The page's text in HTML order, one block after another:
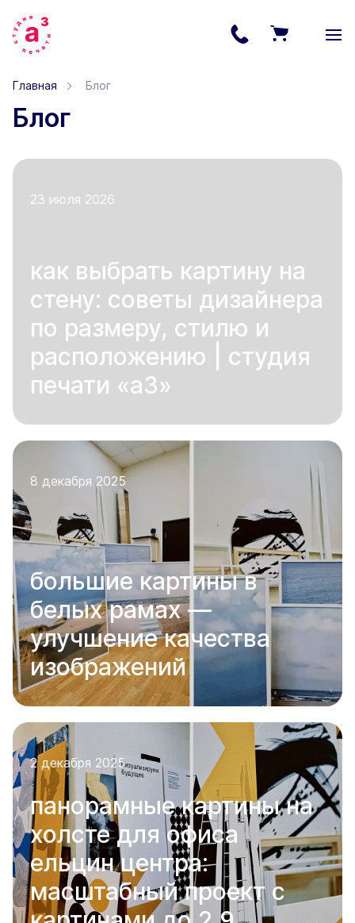
Главная Блог
Блог
23 июля 2026
как выбрать картину на
стену: советы дизайнера
по размеру, стилю и
расположению | студия
печати «а3»
8 декабря 2025
большие картины в
белых рамах —
улучшение качества
изображений
2 декабря 2025
панорамные картины на
холсте для офиса
ельцин центра:
масштабный проект с